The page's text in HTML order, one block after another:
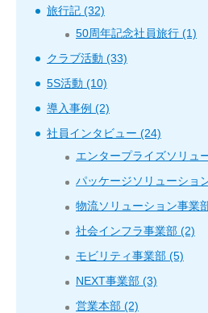
旅行記 (32)
50周年記念社員旅行 (1)
クラブ活動 (33)
5S活動 (10)
導入事例 (2)
社員インタビュー (24)
エンタープライズソリュ
パッケージソリューショ
物流ソリューション事業
社会インフラ事業部 (2)
モビリティ事業部 (5)
NEXT事業部 (3)
営業本部 (2)